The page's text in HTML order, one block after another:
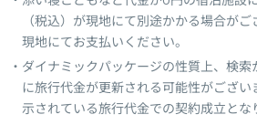
（税込）が現地にて別途かかる場合が
現地にてお支払いください。
ダイナミックパッケージの性質上、検索
に旅行代金が更新される可能性がござい
示されている旅行代金での契約成立とな